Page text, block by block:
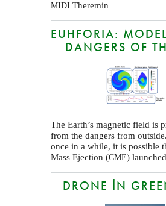
MIDI Theremin
EUHFORIA:
DANGERS OF
The Earth’s magnetic field is
from the dangers from
once in a while, it is possible
Mass Ejection (CME)
DRONE IN